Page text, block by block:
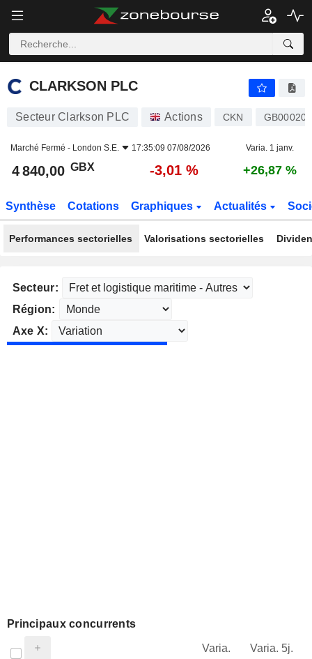
CLARKSON PLC
CLARKSON PLC
Secteur Clarkson PLC Actions CKN
Marché Fermé - London S.E. 17:35:09 07/08/2026 Varia. 1 janv.
4 840,00 GBX -3,01 % +26,87 %
Synthèse Cotations Graphiques Actualités
Performances sectorielles Valorisations sectorielles
Secteur:
Région:
Axe X:
Principaux concurrents
Varia. Varia. 5j.